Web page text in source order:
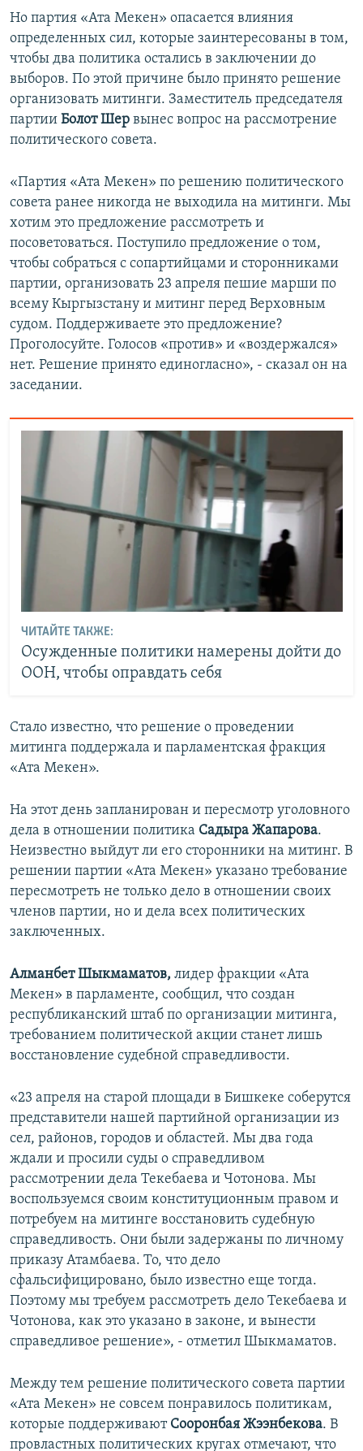
Но партия «Ата Мекен» опасается влияния
определенных сил, которые заинтересованы в том,
чтобы два политика остались в заключении до
выборов. По этой причине было принято решение
организовать митинги. Заместитель председателя
партии Болот Шер вынес вопрос на рассмотрение
политического совета.
«Партия «Ата Мекен» по решению политического
совета ранее никогда не выходила на митинги. Мы
хотим это предложение рассмотреть и
посоветоваться. Поступило предложение о том,
чтобы собраться с сопартийцами и сторонниками
партии, организовать 23 апреля пешие марши по
всему Кыргызстану и митинг перед Верховным
судом. Поддерживаете это предложение?
Проголосуйте. Голосов «против» и «воздержался»
нет. Решение принято единогласно», - сказал он на
заседании.
ЧИТАЙТЕ ТАКЖЕ:
Осужденные политики намерены дойти до
ООН, чтобы оправдать себя
Стало известно, что решение о проведении
митинга поддержала и парламентская фракция
«Ата Мекен».
На этот день запланирован и пересмотр уголовного
дела в отношении политика Садыра Жапарова.
Неизвестно выйдут ли его сторонники на митинг. В
решении партии «Ата Мекен» указано требование
пересмотреть не только дело в отношении своих
членов партии, но и дела всех политических
заключенных.
Алманбет Шыкмаматов, лидер фракции «Ата
Мекен» в парламенте, сообщил, что создан
республиканский штаб по организации митинга,
требованием политической акции станет лишь
восстановление судебной справедливости.
«23 апреля на старой площади в Бишкеке соберутся
представители нашей партийной организации из
сел, районов, городов и областей. Мы два года
ждали и просили суды о справедливом
рассмотрении дела Текебаева и Чотонова. Мы
воспользуемся своим конституционным правом и
потребуем на митинге восстановить судебную
справедливость. Они были задержаны по личному
приказу Атамбаева. То, что дело
сфальсифицировано, было известно еще тогда.
Поэтому мы требуем рассмотреть дело Текебаева и
Чотонова, как это указано в законе, и вынести
справедливое решение», - отметил Шыкмаматов.
Между тем решение политического совета партии
«Ата Мекен» не совсем понравилось политикам,
которые поддерживают Сооронбая Жээнбекова. В
провластных политических кругах отмечают, что